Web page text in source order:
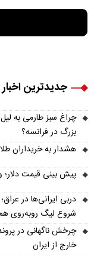
جدیدترین اخبار
چراغ سبز طارمی به
بزرگ در فرانسه؟
هشدار به خریداران
پیش‌ بینی قیمت
دربی ایرانی‌ها در
شروع لیگ روبه‌روی
چرخش ناگهانی در
خارج از ایران